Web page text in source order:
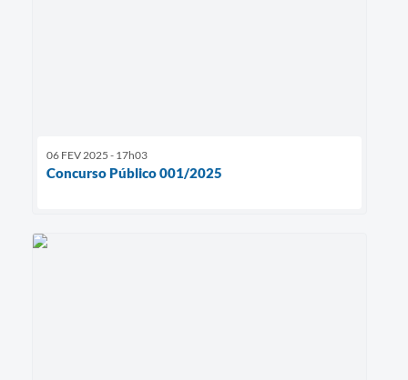
06 FEV 2025 - 17h03
Concurso Público 001/2025